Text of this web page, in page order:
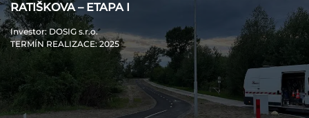
RATIŠKOVA – ETAPA I
Investor: DOSIG s.r.o.
TERMÍN REALIZACE: 2025